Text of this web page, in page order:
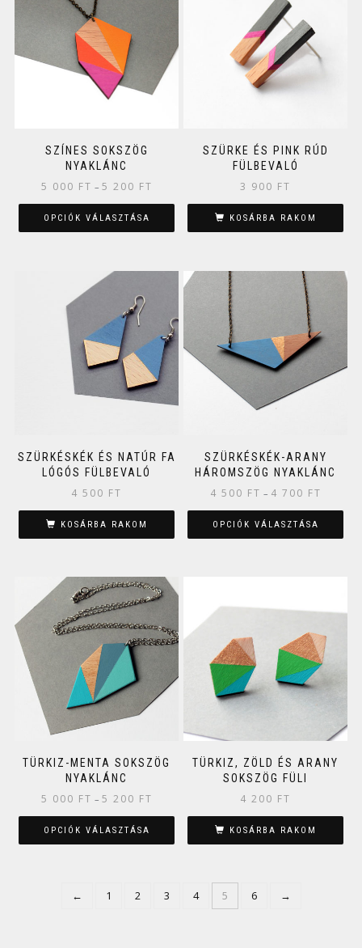
SZÍNES SOKSZÖG
NYAKLÁNC
5 000 FT – 5 200 FT
OPCIÓK VÁLASZTÁSA
SZÜRKE ÉS PINK RÚD
FÜLBEVALÓ
3 900 FT
KOSÁRBA RAKOM
SZÜRKÉSKÉK ÉS NATÚR FA
LÓGÓS FÜLBEVALÓ
4 500 FT
KOSÁRBA RAKOM
SZÜRKÉSKÉK-ARANY
HÁROMSZÖG NYAKLÁNC
4 500 FT – 4 700 FT
OPCIÓK VÁLASZTÁSA
TÜRKIZ-MENTA SOKSZÖG
NYAKLÁNC
5 000 FT – 5 200 FT
OPCIÓK VÁLASZTÁSA
TÜRKIZ, ZÖLD ÉS ARANY
SOKSZÖG FÜLI
4 200 FT
KOSÁRBA RAKOM
← 1 2 3 4 5 6 →